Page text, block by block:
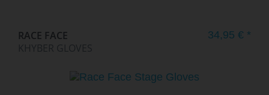
RACE FACE
KHYBER GLOVES
34,95 € *